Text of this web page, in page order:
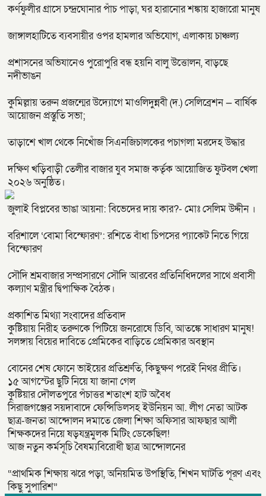
কর্ণফুলীর গ্রাসে চন্দ্রঘোনার পাঁচ পাড়া, ঘর হারানোর শঙ্কায় হাজারো মানুষ
জাঙ্গালহাটিতে ব্যবসায়ীর ওপর হামলার অভিযোগ, এলাকায় চাঞ্চল্য
প্রশাসনের অভিযানেও পুরোপুরি বন্ধ হয়নি বালু উত্তোলন, বাড়ছে
নদীভাঙন
কুমিল্লায় তরুন প্রজন্মের উদ্যোগে মাওলিদুন্নবী (দ.) সেলিব্রেশন — বার্ষিক
আয়োজন প্রস্তুতি সভা;
তাড়াশে খাল থেকে নিখোঁজ সিএনজিচালকের পচাগলা মরদেহ উদ্ধার
দক্ষিণ খড়িবাড়ী তেলীর বাজার যুব সমাজ কর্তৃক আয়োজিত ফুটবল খেলা
২০২৬ অনুষ্ঠিত।
জুলাই বিপ্লবের ভাঙা আয়না: বিভেদের দায় কার?- মোঃ সেলিম উদ্দীন ।
বরিশালে ‘বোমা বিস্ফোরণ’: রশিতে বাঁধা চিপসের প্যাকেট নিতে গিয়ে
বিস্ফোরণ
সৌদি শ্রমবাজার সম্প্রসারণে সৌদি আরবের প্রতিনিধিদলের সাথে প্রবাসী
কল্যাণ মন্ত্রীর দ্বিপাক্ষিক বৈঠক।
প্রকাশিত মিথ্যা সংবাদের প্রতিবাদ
কুষ্টিয়ায় নিরীহ তরুণকে পিটিয়ে জনরোষে ডিবি, আতঙ্কে সাধারণ মানুষ!
সলঙ্গায় বিয়ের দাবিতে প্রেমিকের বাড়িতে প্রেমিকার অবস্থান
বোনের শেষ ফোনে ভাইয়ের প্রতিশ্রুতি, কিছুক্ষণ পরেই নিথর প্রীতি।
১৫ আগস্টের ছুটি নিয়ে যা জানা গেল
কুষ্টিয়ার দৌলতপুরে পঁচাত্তর শতাংশ হাট অবৈধ
সিরাজগঞ্জের সয়দাবাদে ফেন্সিডিলসহ ইউনিয়ন আ. লীগ নেতা আটক
ছাত্র-জনতা আন্দোলন দমাতে জেলা শিক্ষা অফিসার আফছার আলী
শিক্ষকদের নিয়ে ষড়যন্ত্রমুলক মিটিং ডেকেছিল!
আজ নতুন কর্মসূচি বৈষম্যবিরোধী ছাত্র আন্দোলনের
“প্রাথমিক শিক্ষায় ঝরে পড়া, অনিয়মিত উপস্থিতি, শিখন ঘাটতি পূরণ এবং
কিছু সুপারিশ”